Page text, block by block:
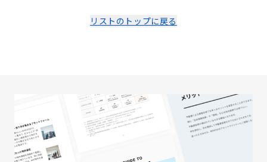
リストのトップに戻る